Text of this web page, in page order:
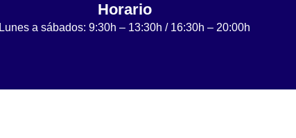
Horario
Lunes a sábados: 9:30h – 13:30h / 16:30h – 20:00h